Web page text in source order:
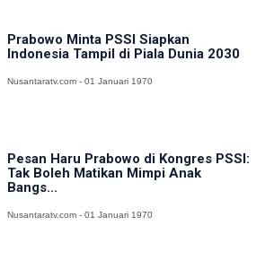
Prabowo Minta PSSI Siapkan
Indonesia Tampil di Piala Dunia 2030
Nusantaratv.com - 01 Januari 1970
Pesan Haru Prabowo di Kongres PSSI:
Tak Boleh Matikan Mimpi Anak
Bangs...
Nusantaratv.com - 01 Januari 1970